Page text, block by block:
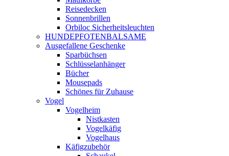
Reisedecken
Sonnenbrillen
Orbiloc Sicherheitsleuchten
HUNDEPFOTENBALSAME
Ausgefallene Geschenke
Sparbüchsen
Schlüsselanhänger
Bücher
Mousepads
Schönes für Zuhause
Vogel
Vogelheim
Nistkasten
Vogelkäfig
Vogelhaus
Käfigzubehör